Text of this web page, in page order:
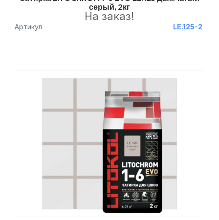
серый, 2кг
Артикул LE.125-2
На заказ!